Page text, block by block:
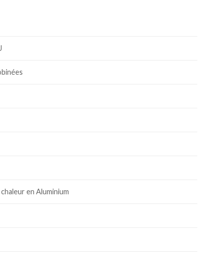
en Aluminium